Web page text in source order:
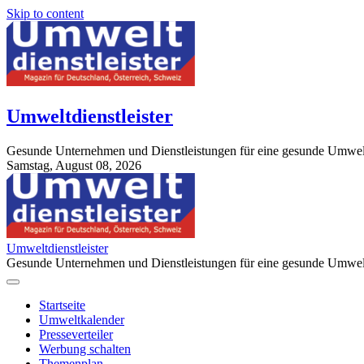
Skip to content
Umweltdienstleister
Gesunde Unternehmen und Dienstleistungen für eine gesunde
Samstag, August 08, 2026
StuttgartApotheke.com
Umweltdienstleister
Gesunde Unternehmen und Dienstleistungen für eine gesunde
Startseite
Umweltkalender
Presseverteiler
Werbung schalten